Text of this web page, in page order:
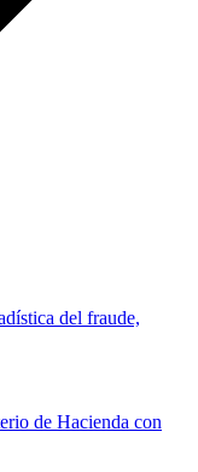
del fraude,
de Hacienda con